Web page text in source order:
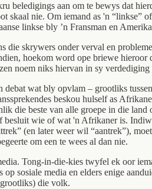
beledigings aan om te bewys dat
nie. Om iemand as 'n “linkse”
linkse bly ’n Fransman en
die skrywers onder verval en
hoekom word ope briewe
noem niks hiervan in sy
wat bly opvlam – grootliks
beskou hulself as
die beste van alle groepe in die
wie of wat 'n Afrikaner is.
(en later weer wil “aantrek”),
om een te wees al dan nie.
Tong-in-die-kies twyfel ek oor
sosiale media en elders enige
die volk.